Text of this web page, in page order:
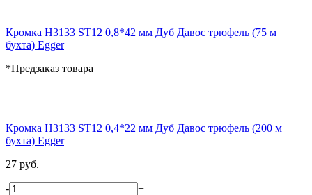
Кромка H3133 ST12 0,8*42 мм Дуб Давос трюфель (75 м
бухта) Egger
*Предзаказ товара
Кромка H3133 ST12 0,4*22 мм Дуб Давос трюфель (200 м
бухта) Egger
27 руб.
-
+